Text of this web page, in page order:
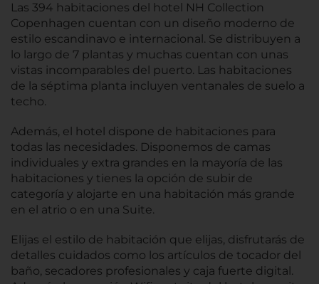
Las 394 habitaciones del hotel NH Collection
Copenhagen cuentan con un diseño moderno de
estilo escandinavo e internacional. Se distribuyen a
lo largo de 7 plantas y muchas cuentan con unas
vistas incomparables del puerto. Las habitaciones
de la séptima planta incluyen ventanales de suelo a
techo.
Además, el hotel dispone de habitaciones para
todas las necesidades. Disponemos de camas
individuales y extra grandes en la mayoría de las
habitaciones y tienes la opción de subir de
categoría y alojarte en una habitación más grande
en el atrio o en una Suite.
Elijas el estilo de habitación que elijas, disfrutarás de
detalles cuidados como los artículos de tocador del
baño, secadores profesionales y caja fuerte digital.